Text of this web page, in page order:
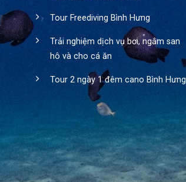
Tour Freediving Bình Hưng
Trải nghiệm dịch vụ bơi, ngắm san
hô và cho cá ăn
Tour 2 ngày 1 đêm cano Bình Hưng